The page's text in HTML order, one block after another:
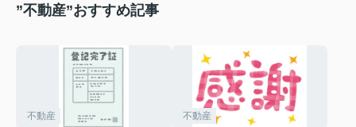
”不動産”おすすめ記事
不動産 不動産